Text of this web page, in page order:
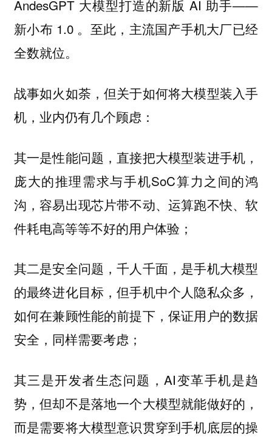
AndesGPT 大模型打造的新版 AI 助手——
新小布 1.0 。至此，主流国产手机大厂已经
全数就位。
战事如火如荼，但关于如何将大模型装入手
机，业内仍有几个顾虑 ：
其一是性能问题，直接把大模型装进手机，
庞大的推理需求与手机SoC算力之间的鸿
沟，容易出现芯片带不动、运算跑不快、软
件耗电高等等不好的用户体验；
其二是安全问题，千人千面，是手机大模型
的最终进化目标，但手机中个人隐私众多，
如何在兼顾性能的前提下，保证用户的数据
安全，同样需要考虑；
其三是开发者生态问题，AI变革手机是趋
势，但却不是落地一个大模型就能做好的，
而是需要将大模型意识贯穿到手机底层的操